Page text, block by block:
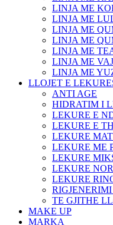
LINJA ME
LINJA ME
LINJA ME
LINJA ME
LINJA ME
LINJA ME
LINJA ME
LLOJET E
ANTI AGE
HIDRATIM I
LEKURE E
LEKURE E
LEKURE
LEKURE ME
LEKURE
LEKURE
LEKURE
TE GJITHE
MAKE UP
MARKA